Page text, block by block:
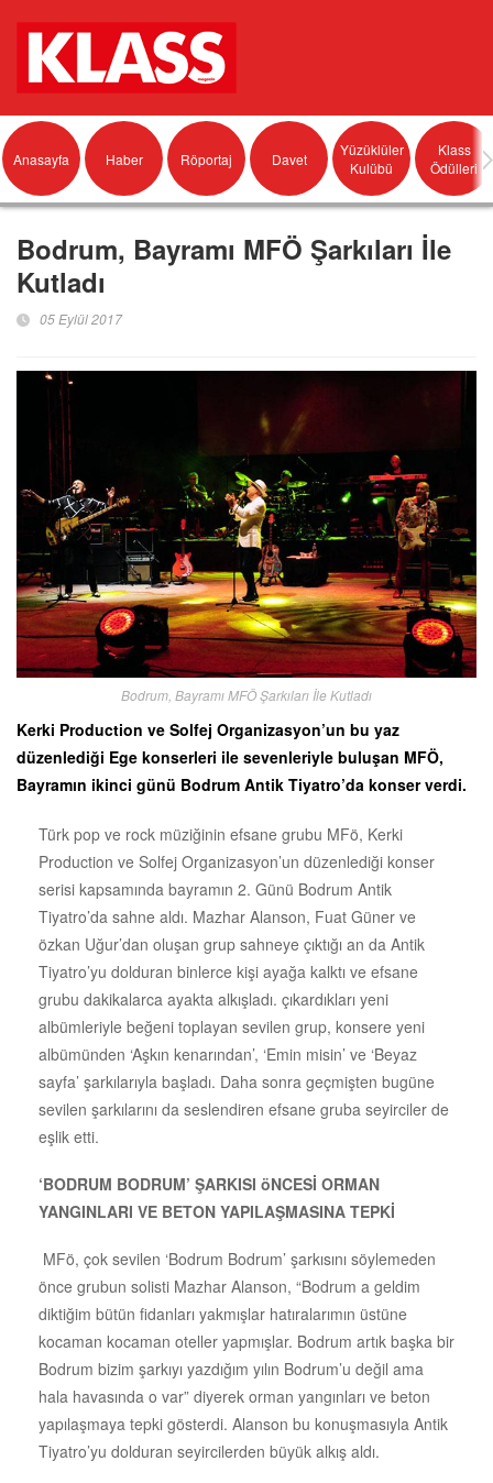
Anasayfa Haber Röportaj Davet
Yüzüklüler
Kulübü
Klass
Ödülleri
Bodrum, Bayramı MFÖ Şarkıları İle
Kutladı
05 Eylül 2017
Bodrum, Bayramı MFÖ Şarkıları İle Kutladı
Kerki Production ve Solfej Organizasyon’un bu yaz
düzenlediği Ege konserleri ile sevenleriyle buluşan MFÖ,
Bayramın ikinci günü Bodrum Antik Tiyatro’da konser verdi.
Türk pop ve rock müziğinin efsane grubu MFö, Kerki
Production ve Solfej Organizasyon’un düzenlediği konser
serisi kapsamında bayramın 2. Günü Bodrum Antik
Tiyatro’da sahne aldı. Mazhar Alanson, Fuat Güner ve
özkan Uğur’dan oluşan grup sahneye çıktığı an da Antik
Tiyatro’yu dolduran binlerce kişi ayağa kalktı ve efsane
grubu dakikalarca ayakta alkışladı. çıkardıkları yeni
albümleriyle beğeni toplayan sevilen grup, konsere yeni
albümünden ‘Aşkın kenarından’, ‘Emin misin’ ve ‘Beyaz
sayfa’ şarkılarıyla başladı. Daha sonra geçmişten bugüne
sevilen şarkılarını da seslendiren efsane gruba seyirciler de
eşlik etti.
‘BODRUM BODRUM’ ŞARKISI öNCESİ ORMAN
YANGINLARI VE BETON YAPILAŞMASINA TEPKİ
MFö, çok sevilen ‘Bodrum Bodrum’ şarkısını söylemeden
önce grubun solisti Mazhar Alanson, “Bodrum a geldim
diktiğim bütün fidanları yakmışlar hatıralarımın üstüne
kocaman kocaman oteller yapmışlar. Bodrum artık başka bir
Bodrum bizim şarkıyı yazdığım yılın Bodrum’u değil ama
hala havasında o var” diyerek orman yangınları ve beton
yapılaşmaya tepki gösterdi. Alanson bu konuşmasıyla Antik
Tiyatro’yu dolduran seyircilerden büyük alkış aldı.